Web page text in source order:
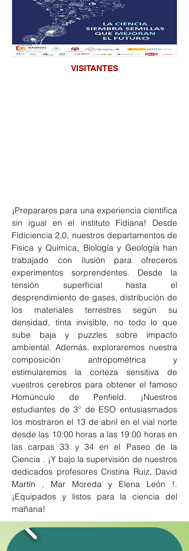
VISITANTES
¡Prepararos para una experiencia científica
sin igual en el instituto Fidiana! Desde
Fidiciencia 2.0, nuestros departamentos de
Física y Química, Biología y Geología han
trabajado con ilusión para ofreceros
experimentos sorprendentes. Desde la
tensión superficial hasta el
desprendimiento de gases, distribución de
los materiales terrestres según su
densidad, tinta invisible, no todo lo que
sube baja y puzzles sobre impacto
ambiental. Además, exploraremos nuestra
composición antropométrica y
estimularemos la corteza sensitiva de
vuestros cerebros para obtener el famoso
Homúnculo de Penfield. ¡Nuestros
estudiantes de 3º de ESO entusiasmados
los mostraron el 13 de abril en el vial norte
desde las 10:00 horas a las 19:00 horas en
las carpas 33 y 34 en el Paseo de la
Ciencia . ¡Y bajo la supervisión de nuestros
dedicados profesores Cristina Ruiz, David
Martín , Mar Moreda y Elena León !.
¡Equipados y listos para la ciencia del
mañana!